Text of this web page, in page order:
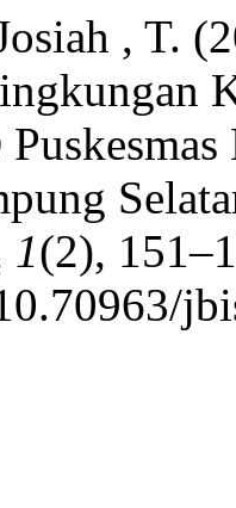
, T.
1(2),